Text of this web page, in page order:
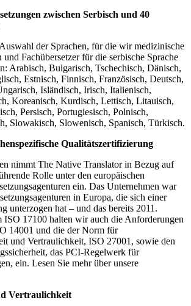
zwischen Serbisch und 40
der Sprachen, für die wir medizinische
und Fachübersetzer für die serbische Sprache
Arabisch, Bulgarisch, Tschechisch, Dänisch,
Estnisch, Finnisch, Französisch, Deutsch,
Isländisch, Irisch, Italienisch,
Koreanisch, Kurdisch, Lettisch, Litauisch,
Persisch, Portugiesisch, Polnisch,
Slowakisch, Slowenisch, Spanisch, Türkisch.
Qualitätszertifizierung
nimmt The Native Translator in Bezug auf
Rolle unter den europäischen
ein. Das Unternehmen war
in Europa, die sich einer
unterzogen hat – und das bereits 2011.
ISO 17100 halten wir auch die Anforderungen
14001 und die der Norm für
und Vertraulichkeit, ISO 27001, sowie den
das PCI-Regelwerk für
ein. Lesen Sie mehr über unsere
Vertraulichkeit